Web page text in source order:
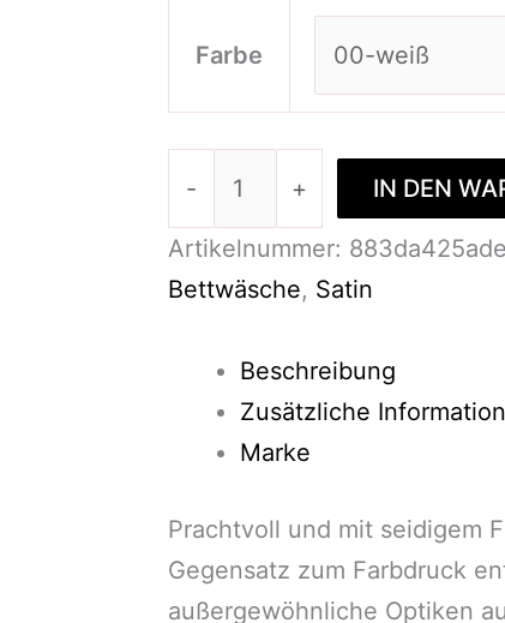
Farbe
- + IN DEN
Artikelnummer:
Bettwäsche, Satin
Beschreibung
Zusätzliche Information
Marke
Prachtvoll und mit seidigem
Gegensatz zum Farbdruck
außergewöhnliche Optiken